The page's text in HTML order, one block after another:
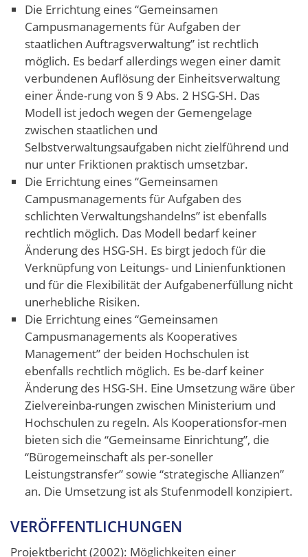
Die Errichtung eines “Gemeinsamen
Campusmanagements für Aufgaben der
staatlichen Auftragsverwaltung” ist rechtlich
möglich. Es bedarf allerdings wegen einer damit
verbundenen Auflösung der Einheitsverwaltung
einer Ände-rung von § 9 Abs. 2 HSG-SH. Das
Modell ist jedoch wegen der Gemengelage
zwischen staatlichen und
Selbstverwaltungsaufgaben nicht zielführend und
nur unter Friktionen praktisch umsetzbar.
Die Errichtung eines “Gemeinsamen
Campusmanagements für Aufgaben des
schlichten Verwaltungshandelns” ist ebenfalls
rechtlich möglich. Das Modell bedarf keiner
Änderung des HSG-SH. Es birgt jedoch für die
Verknüpfung von Leitungs- und Linienfunktionen
und für die Flexibilität der Aufgabenerfüllung nicht
unerhebliche Risiken.
Die Errichtung eines “Gemeinsamen
Campusmanagements als Kooperatives
Management” der beiden Hochschulen ist
ebenfalls rechtlich möglich. Es be-darf keiner
Änderung des HSG-SH. Eine Umsetzung wäre über
Zielvereinba-rungen zwischen Ministerium und
Hochschulen zu regeln. Als Kooperationsfor-men
bieten sich die “Gemeinsame Einrichtung”, die
“Bürogemeinschaft als per-soneller
Leistungstransfer” sowie “strategische Allianzen”
an. Die Umsetzung ist als Stufenmodell konzipiert.
VERÖFFENTLICHUNGEN
Projektbericht (2002): Möglichkeiten einer